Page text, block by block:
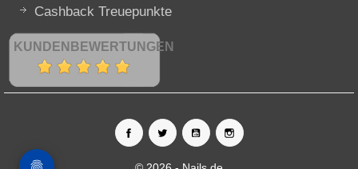
Cashback Treuepunkte
KUNDENBEWERTUNGEN